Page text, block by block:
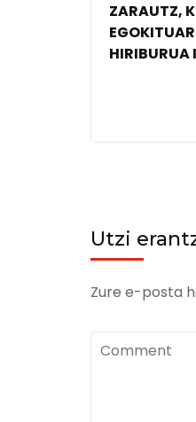
ZARAUTZ,
HIRIBURUA
Utzi
Zure e-posta
Comment